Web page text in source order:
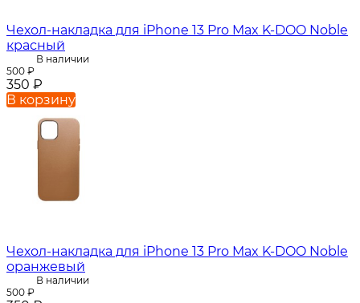
Чехол-накладка для iPhone 13 Pro Max K-DOO Noble
красный
В наличии
500 ₽
350 ₽
В корзину
Чехол-накладка для iPhone 13 Pro Max K-DOO Noble
оранжевый
В наличии
500 ₽